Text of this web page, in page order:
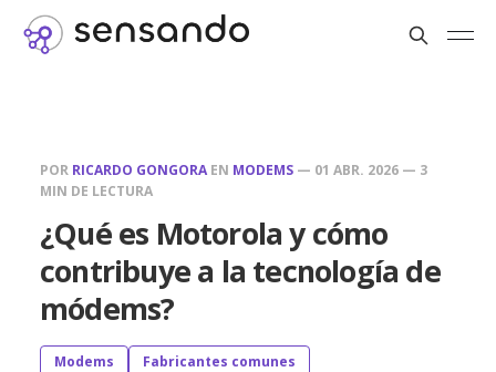
POR RICARDO GONGORA EN MODEMS — 01 ABR. 2026 — 3
MIN DE LECTURA
¿Qué es Motorola y cómo
contribuye a la tecnología de
módems?
Modems
Fabricantes comunes